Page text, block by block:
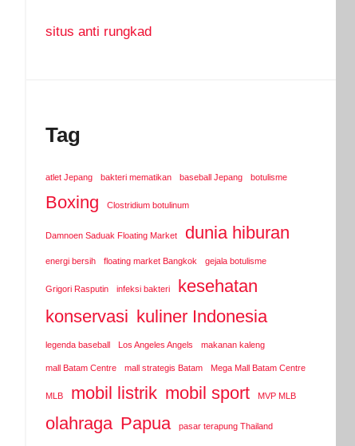
situs anti rungkad
Tag
atlet Jepang bakteri mematikan baseball Jepang botulisme
Boxing Clostridium botulinum
Damnoen Saduak Floating Market dunia hiburan
energi bersih floating market Bangkok gejala botulisme
Grigori Rasputin infeksi bakteri
kesehatan
konservasi kuliner Indonesia
legenda baseball Los Angeles Angels makanan kaleng
mall Batam Centre mall strategis Batam Mega Mall Batam Centre
MLB mobil listrik mobil sport MVP MLB
olahraga Papua pasar terapung Thailand